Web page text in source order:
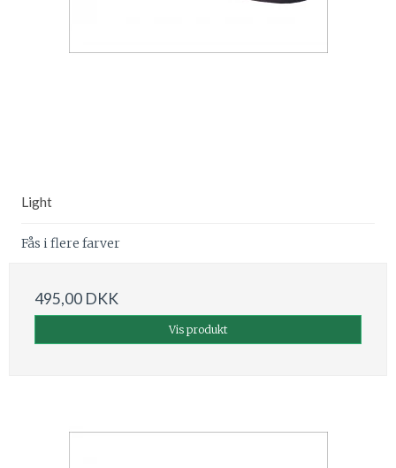
Light
Fås i flere farver
495,00 DKK
Vis produkt